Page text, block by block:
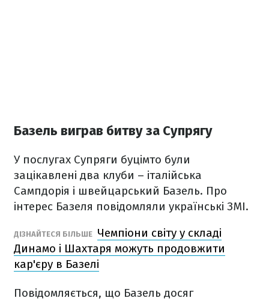
Базель виграв битву за Супрягу
У послугах Супряги буцімто були
зацікавлені два клуби – італійська
Сампдорія і швейцарський Базель. Про
інтерес Базеля повідомляли українські ЗМІ.
ДІЗНАЙТЕСЯ БІЛЬШЕ Чемпіони світу у складі
Динамо і Шахтаря можуть продовжити
кар'єру в Базелі
Повідомляється, що Базель досяг